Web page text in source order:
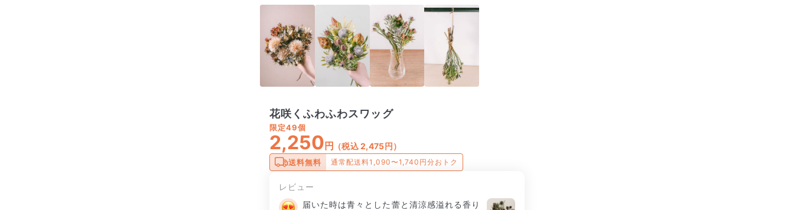
花咲くふわふわスワッグ
限定49個
2,250円 （税込 2,475円）
送料無料 通常配送料1,090〜1,740円分おトク
レビュー
届いた時は青々とした蕾と清涼感溢れる香り